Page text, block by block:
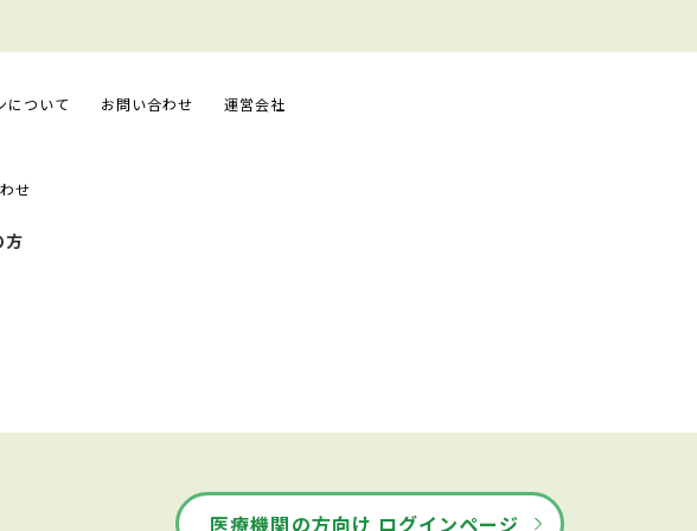
について お問い合わせ 運営会社
せ
方
医療機関の方向け ログインページ